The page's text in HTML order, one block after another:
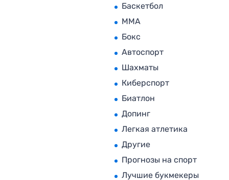
Баскетбол
MMA
Бокс
Автоспорт
Шахматы
Киберспорт
Биатлон
Допинг
Легкая атлетика
Другие
Прогнозы на спорт
Лучшие букмекеры